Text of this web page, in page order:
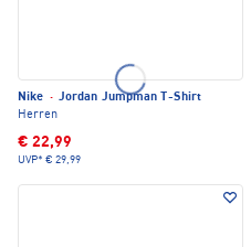
Nike · Jordan Jumpman T-Shirt
Herren
€ 22,99
UVP* € 29,99